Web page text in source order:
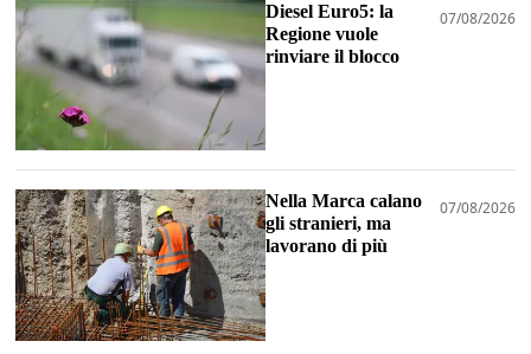
Diesel Euro5: la
Regione vuole
rinviare il blocco
07/08/2026
Nella Marca calano
gli stranieri, ma
lavorano di più
07/08/2026